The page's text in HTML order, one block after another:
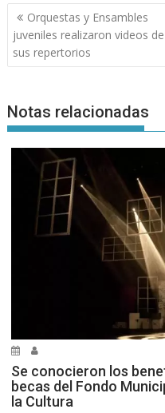
Navegación
de
entradas
Orquestas y Ensambles
juveniles realizaron videos de
sus repertorios
Notas relacionadas
Se conocieron los
becas del Fondo
la Cultura